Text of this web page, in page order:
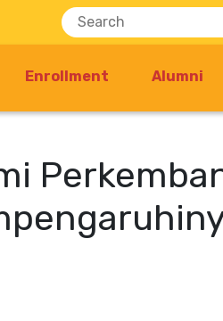
Enrollment Alumni